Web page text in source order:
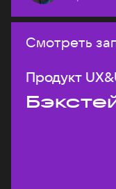
Смотреть
Продукт